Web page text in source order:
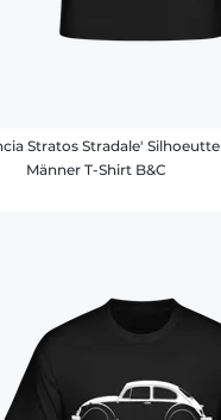
Stratos Stradale' Silhoeutte
Männer T-Shirt B&C